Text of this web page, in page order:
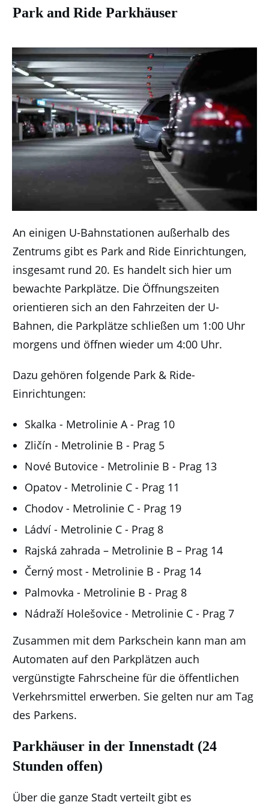
Park and Ride Parkhäuser
An einigen U-Bahnstationen außerhalb des
Zentrums gibt es Park and Ride Einrichtungen,
insgesamt rund 20. Es handelt sich hier um
bewachte Parkplätze. Die Öffnungszeiten
orientieren sich an den Fahrzeiten der U-
Bahnen, die Parkplätze schließen um 1:00 Uhr
morgens und öffnen wieder um 4:00 Uhr.
Dazu gehören folgende Park & Ride-
Einrichtungen:
Skalka - Metrolinie A - Prag 10
Zličín - Metrolinie B - Prag 5
Nové Butovice - Metrolinie B - Prag 13
Opatov - Metrolinie C - Prag 11
Chodov - Metrolinie C - Prag 19
Ládví - Metrolinie C - Prag 8
Rajská zahrada – Metrolinie B – Prag 14
Černý most - Metrolinie B - Prag 14
Palmovka - Metrolinie B - Prag 8
Nádraží Holešovice - Metrolinie C - Prag 7
Zusammen mit dem Parkschein kann man am
Automaten auf den Parkplätzen auch
vergünstigte Fahrscheine für die öffentlichen
Verkehrsmittel erwerben. Sie gelten nur am Tag
des Parkens.
Parkhäuser in der Innenstadt (24
Stunden offen)
Über die ganze Stadt verteilt gibt es